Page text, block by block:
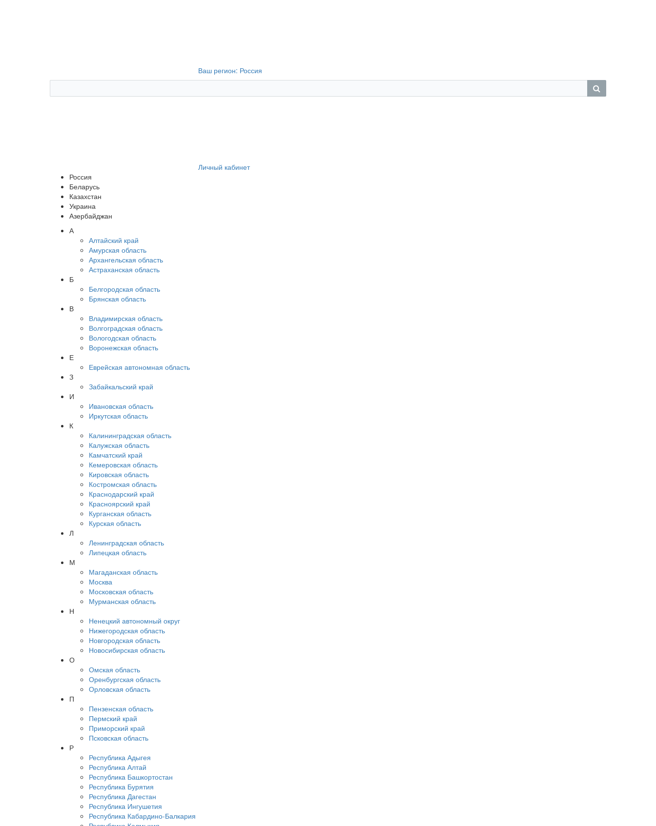
Ваш регион: Россия
Личный кабинет
Россия
Беларусь
Казахстан
Украина
Азербайджан
А
Алтайский край
Амурская область
Архангельская область
Астраханская область
Б
Белгородская область
Брянская область
В
Владимирская область
Волгоградская область
Вологодская область
Воронежская область
Е
Еврейская автономная область
З
Забайкальский край
И
Ивановская область
Иркутская область
К
Калининградская область
Калужская область
Камчатский край
Кемеровская область
Кировская область
Костромская область
Краснодарский край
Красноярский край
Курганская область
Курская область
Л
Ленинградская область
Липецкая область
М
Магаданская область
Москва
Московская область
Мурманская область
Н
Ненецкий автономный округ
Нижегородская область
Новгородская область
Новосибирская область
О
Омская область
Оренбургская область
Орловская область
П
Пензенская область
Пермский край
Приморский край
Псковская область
Р
Республика Адыгея
Республика Алтай
Республика Башкортостан
Республика Бурятия
Республика Дагестан
Республика Ингушетия
Республика Кабардино-Балкария